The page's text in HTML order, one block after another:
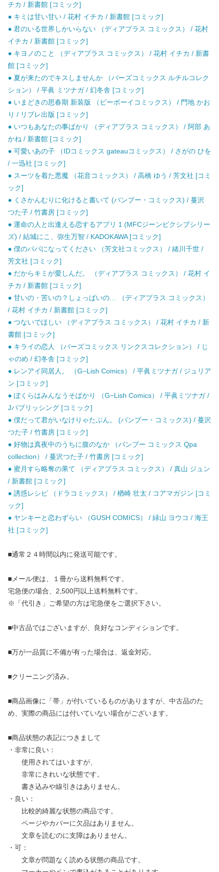
チカ / 新書館 [コミック]
● キミは甘い甘い / 花村 イチカ / 新書館 [コミック]
● 君のいる世界しかいらない （ディアプラス コミックス） / 花村
イチカ / 新書館 [コミック]
● キヨノのこと （ディアプラス コミックス） / 花村 イチカ / 新書
館 [コミック]
● 夏が来たのでキスしませんか （バーズコミックス ルチルコレク
ション） / 平眞 ミツナガ / 幻冬舎 [コミック]
● いまどきの思春期 新装版 （ビーボーイコミックス） / 門地 かお
り / リブレ出版 [コミック]
● いつもあなたの事ばかり （ディアプラス コミックス） / 阿部 あ
かね / 新書館 [コミック]
● 可愛いあの子 （IDコミックス gateauコミックス） / さがの ひを
/ 一迅社 [コミック]
● スーツを着た悪魔 （花音コミックス） / 高橋 ゆう / 芳文社 [コミ
ック]
● くさかんむりに化けると書いて (バンブー・コミックス) / 蔓沢
つた子 / 竹書房 [コミック]
● 運命の人と出逢える恋するアプリ 1 (MFCジーンピクシブシリー
ズ) / 結城にこ、弥生万智 / KADOKAWA [コミック]
● 僕のパパになってください （芳文社コミックス） / 緒川千世 /
芳文社 [コミック]
● だからキミが愛しんだ。 （ディアプラス コミックス） / 花村 イ
チカ / 新書館 [コミック]
● 甘いの・苦いの？しょっぱいの… （ディアプラス コミックス）
/ 花村 イチカ / 新書館 [コミック]
● つないでほしい （ディアプラス コミックス） / 花村 イチカ / 新
書館 [コミック]
● キライの恋人 （バーズコミックス リンクスコレクション） / じ
ゃのめ / 幻冬舎 [コミック]
● レンアイ同居人。 （G−Lish Comics） / 平眞ミツナガ / ジュリア
ン [コミック]
● ぼくらはみんなうそばかり （G−Lish Comics） / 平眞ミツナガ /
Jパブリッシング [コミック]
● 僕だって君がいなけりゃたぶん。 (バンブー・コミックス) / 蔓沢
つた子 / 竹書房 [コミック]
● 好物は真夜中のうちに腹のなか （バンブー コミックス Qpa
collection） / 蔓沢つた子 / 竹書房 [コミック]
● 蜜月すら略奪の果て （ディアプラス コミックス） / 真山 ジュン
/ 新書館 [コミック]
● 誘惑レシピ （ドラコミックス） / 楢崎 壮太 / コアマガジン [コミ
ック]
● ヤンキーと恋わずらい （GUSH COMICS） / 緑山 ヨウコ / 海王
社 [コミック]
■通常２４時間以内に発送可能です。
■メール便は、１冊から送料無料です。
宅急便の場合、2,500円以上送料無料です。
※「代引き」ご希望の方は宅急便をご選択下さい。
■中古品ではございますが、良好なコンディションです。
■万が一品質に不備が有った場合は、返金対応。
■クリーニング済み。
■商品画像に「帯」が付いているものがありますが、中古品のた
め、実際の商品には付いていない場合がございます。
■商品状態の表記につきまして
・非常に良い：
使用されてはいますが、
非常にきれいな状態です。
書き込みや線引きはありません。
・良い：
比較的綺麗な状態の商品です。
ページやカバーに欠品はありません。
文章を読むのに支障はありません。
・可：
文章が問題なく読める状態の商品です。